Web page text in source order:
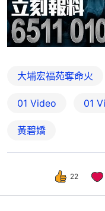
大埔宏福苑奪命火
01 Video 01‌
黃碧嬌
22